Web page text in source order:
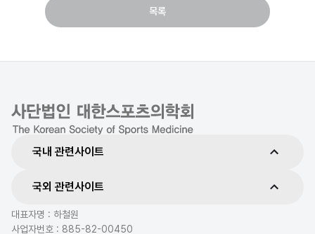
목록
국내 관련사이트
국외 관련사이트
대표자명 : 하철원
사업자번호 : 885-82-00450